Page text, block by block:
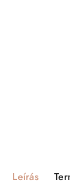
Leírás